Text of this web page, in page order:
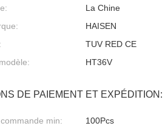
La Chine
HAISEN
TUV RED CE
HT36V
DE PAIEMENT ET EXPÉDITION:
min:
100Pcs